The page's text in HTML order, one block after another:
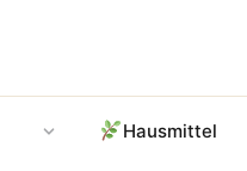
Hausmittel